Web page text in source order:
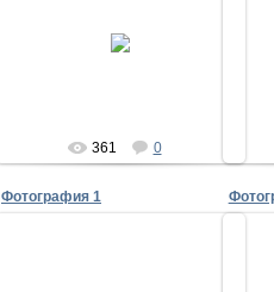
361 0
Фотография 1